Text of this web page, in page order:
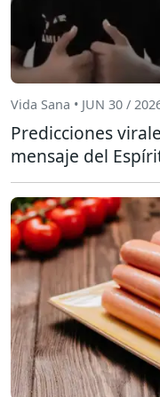
Vida Sana • JUN 30 /
Predicciones
mensaje del